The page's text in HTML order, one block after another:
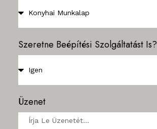
Szeretne Beépítési Szolgáltatást Is?
Üzenet